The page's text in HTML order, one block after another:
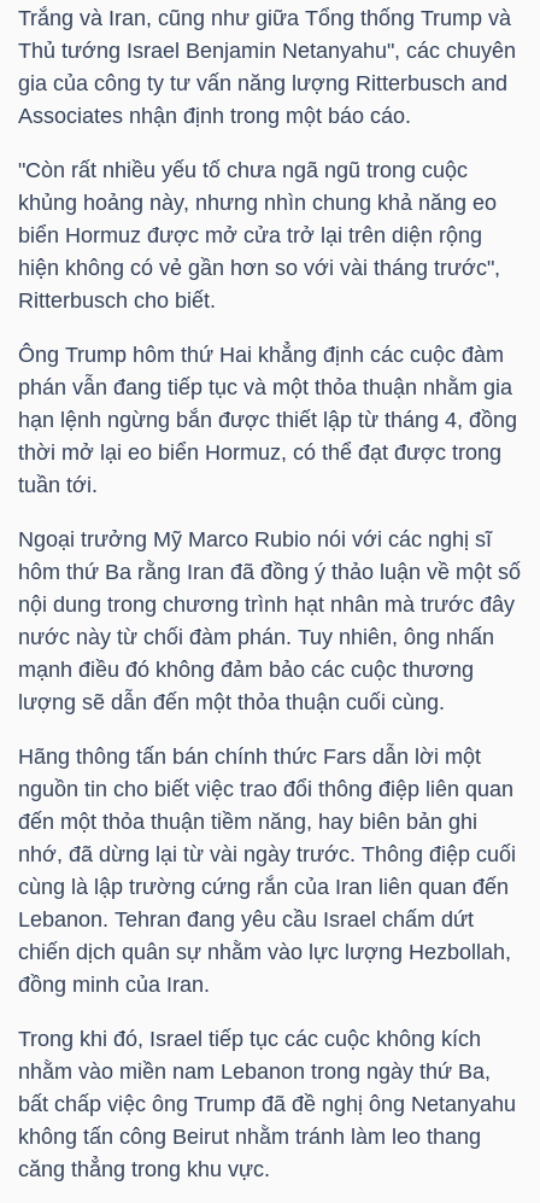
Trắng và Iran, cũng như giữa Tổng thống Trump và
Thủ tướng Israel Benjamin Netanyahu", các chuyên
gia của công ty tư vấn năng lượng Ritterbusch and
Associates nhận định trong một báo cáo.
"Còn rất nhiều yếu tố chưa ngã ngũ trong cuộc
khủng hoảng này, nhưng nhìn chung khả năng eo
biển Hormuz được mở cửa trở lại trên diện rộng
hiện không có vẻ gần hơn so với vài tháng trước",
Ritterbusch cho biết.
Ông Trump hôm thứ Hai khẳng định các cuộc đàm
phán vẫn đang tiếp tục và một thỏa thuận nhằm gia
hạn lệnh ngừng bắn được thiết lập từ tháng 4, đồng
thời mở lại eo biển Hormuz, có thể đạt được trong
tuần tới.
Ngoại trưởng Mỹ Marco Rubio nói với các nghị sĩ
hôm thứ Ba rằng Iran đã đồng ý thảo luận về một số
nội dung trong chương trình hạt nhân mà trước đây
nước này từ chối đàm phán. Tuy nhiên, ông nhấn
mạnh điều đó không đảm bảo các cuộc thương
lượng sẽ dẫn đến một thỏa thuận cuối cùng.
Hãng thông tấn bán chính thức Fars dẫn lời một
nguồn tin cho biết việc trao đổi thông điệp liên quan
đến một thỏa thuận tiềm năng, hay biên bản ghi
nhớ, đã dừng lại từ vài ngày trước. Thông điệp cuối
cùng là lập trường cứng rắn của Iran liên quan đến
Lebanon. Tehran đang yêu cầu Israel chấm dứt
chiến dịch quân sự nhằm vào lực lượng Hezbollah,
đồng minh của Iran.
Trong khi đó, Israel tiếp tục các cuộc không kích
nhằm vào miền nam Lebanon trong ngày thứ Ba,
bất chấp việc ông Trump đã đề nghị ông Netanyahu
không tấn công Beirut nhằm tránh làm leo thang
căng thẳng trong khu vực.
MÔ
DOANH
NGHIỆP
CỔ
PHIẾU
PHÁI
SINH
PHIẾU
CÔNG
CỤ
ĐẦU
TƯ
TRUY
XUẤT
DỮ
LIỆU